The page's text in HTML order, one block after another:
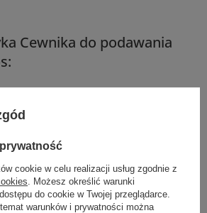
Cewnika do podawania
wersji: standardowej,
cookie w celu realizacji usług zgodnie z
. Możesz określić warunki
do cookie w Twojej przeglądarce.
warunków i prywatności można